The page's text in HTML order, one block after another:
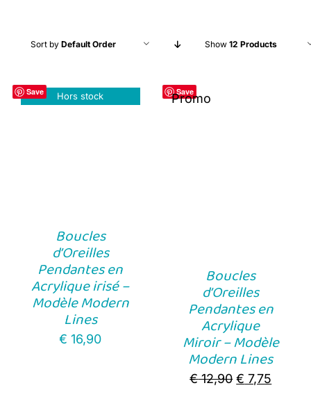
Sort by Default Order Show 12 Products
Save Hors stock
Boucles
d’Oreilles
Pendantes en
Acrylique irisé –
Modèle Modern
Lines
€ 16,90
Save
Promo
Boucles
d’Oreilles
Pendantes en
Acrylique
Miroir – Modèle
Modern Lines
€12,90 Original
€ 7,75